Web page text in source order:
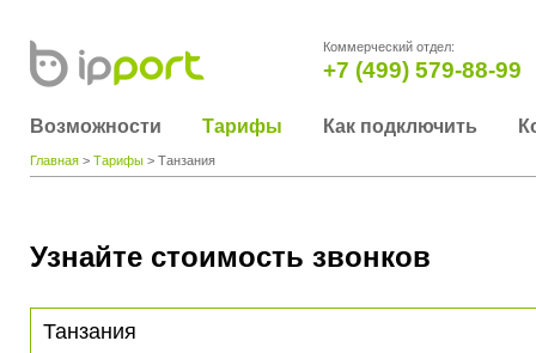
Коммерческий отдел:
+7 (499) 579-88-99
Возможности Тарифы Как подключить
Главная > Тарифы > Танзания
Узнайте стоимость звонков